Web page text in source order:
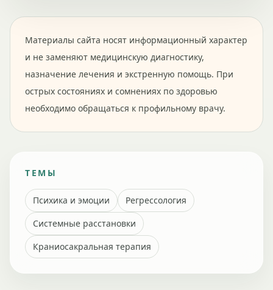
Материалы сайта носят информационный характер
и не заменяют медицинскую диагностику,
назначение лечения и экстренную помощь. При
острых состояниях и сомнениях по здоровью
необходимо обращаться к профильному врачу.
ТЕМЫ
Психика и эмоции
Регрессология
Системные расстановки
Краниосакральная терапия